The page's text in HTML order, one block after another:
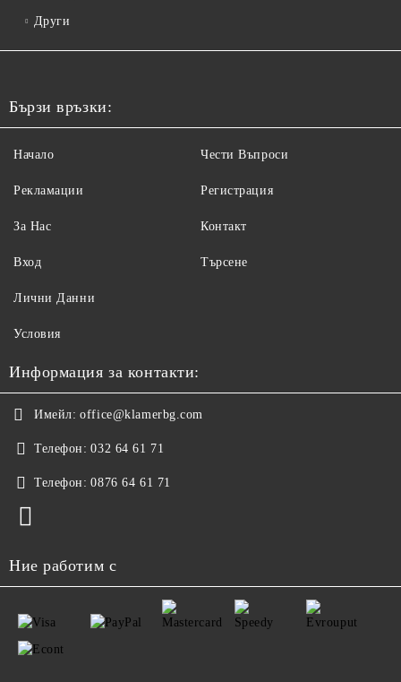
Други
Бързи връзки:
Начало
Рекламации
За Нас
Вход
Чести Въпроси
Регистрация
Контакт
Търсене
Лични Данни
Условия
Информация за контакти:
Имейл: office@klamerbg.com
Телефон: 032 64 61 71
Телефон: 0876 64 61 71
Ние работим с